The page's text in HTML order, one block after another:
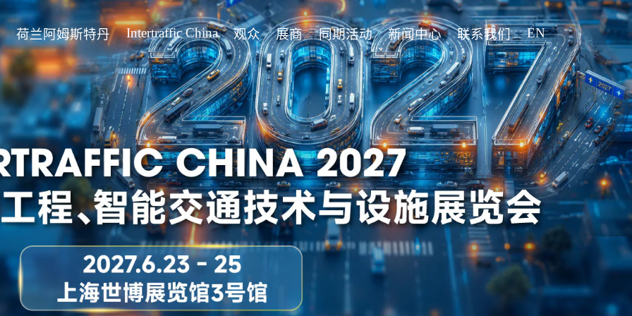
荷兰阿姆斯特丹 Intertraffic China 观众 展商 同期活动 新闻中心 联系我们 EN